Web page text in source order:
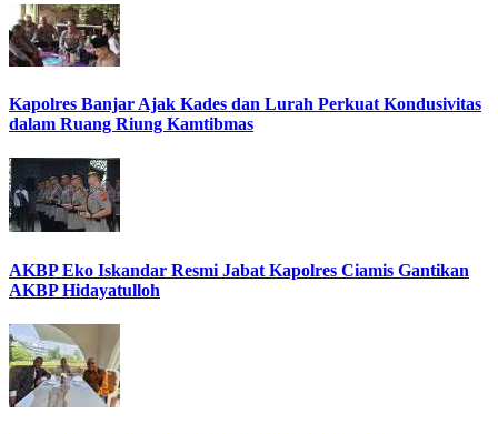
Kapolres Banjar Ajak Kades dan Lurah Perkuat Kondusivitas
dalam Ruang Riung Kamtibmas
AKBP Eko Iskandar Resmi Jabat Kapolres Ciamis Gantikan
AKBP Hidayatulloh